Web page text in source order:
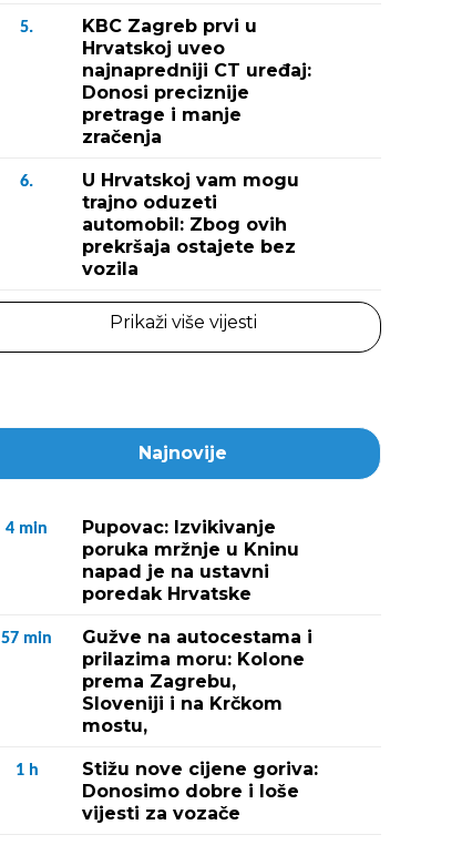
5.
KBC Zagreb prvi u
Hrvatskoj uveo
najnapredniji CT uređaj:
Donosi preciznije
pretrage i manje
zračenja
6.
U Hrvatskoj vam mogu
trajno oduzeti
automobil: Zbog ovih
prekršaja ostajete bez
vozila
Prikaži više vijesti
Najnovije
4 min
Pupovac: Izvikivanje
poruka mržnje u Kninu
napad je na ustavni
poredak Hrvatske
57 min
Gužve na autocestama i
prilazima moru: Kolone
prema Zagrebu,
Sloveniji i na Krčkom
mostu,
1 h
Stižu nove cijene goriva:
Donosimo dobre i loše
vijesti za vozače